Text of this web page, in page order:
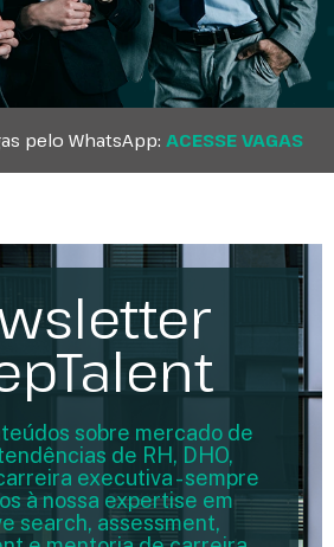
pelo WhatsApp: ACESSE VAGAS
sobre mercado de
de RH, DHO,
executiva - sempre
à nossa expertise em
search, assessment,